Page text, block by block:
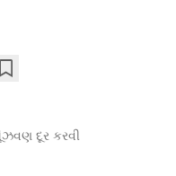
દૂર કરવી